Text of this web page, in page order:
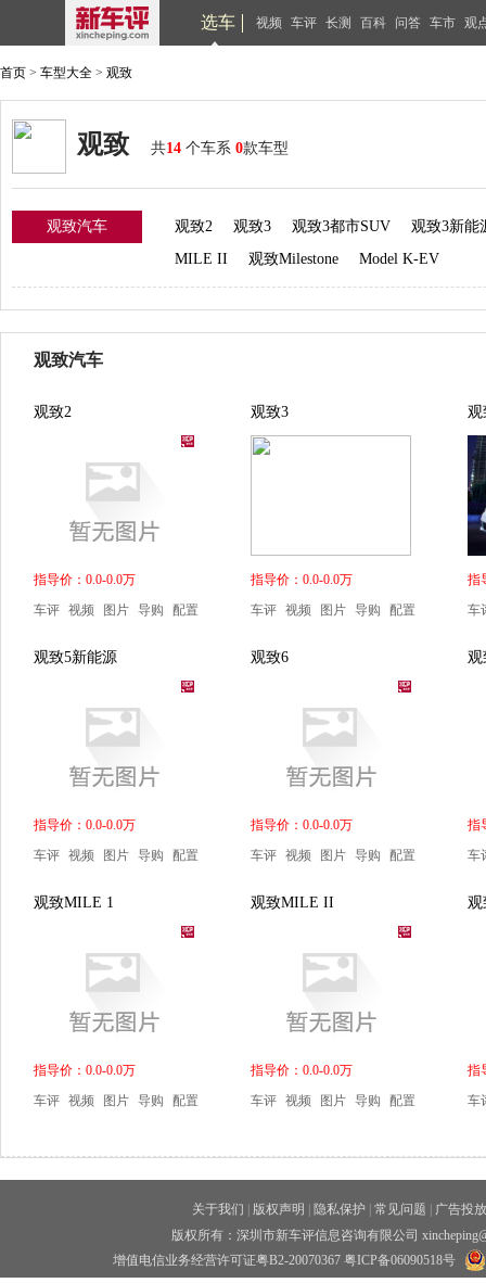
选车 视频 车评 长测 百科 问答 车市 观
首页 > 车型大全 > 观致
观致 共14 个车系 0款车型
观致汽车 观致2 观致3 观致3都市SUV
观致3新能
MILE II
观致Milestone Model K-EV
观致汽车
观致2
指导价：0.0-0.0万
车评 视频 图片 导购 配置
观致3
指导价：0.0-0.0万
车评 视频 图片 导购 配置
观
指
车
观致5新能源
指导价：0.0-0.0万
车评 视频 图片 导购 配置
观致6
指导价：0.0-0.0万
车评 视频 图片 导购 配置
观
指
车
观致MILE 1
指导价：0.0-0.0万
车评 视频 图片 导购 配置
观致MILE II
指导价：0.0-0.0万
车评 视频 图片 导购 配置
观
指
车
关于我们 版权声明 隐私保护 常见问题
广告投放
版权所有：深圳市新车评信息咨询有限公司
增值电信业务经营许可证粤B2-20070367 粤ICP备06090518号